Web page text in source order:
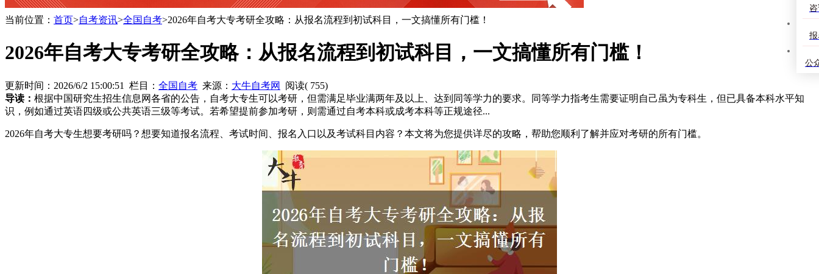
当前位置： 首页>自考资讯>全国自考>2026年自考大专考研全攻略：从报名流程到初试科目，一文搞懂所有门槛！
2026年自考大专考研全攻略：从报名流程到初试科目，一文搞懂所有门槛！
更新时间：2026/6/2 15:00:51 栏目： 全国自考 来源： 大牛自考网 阅读( 755)
导读： 根据中国研究生招生信息网各省的公告，自考大专生可以考研，但需满足毕业满两年及以上、达到同等学力的要求。同等学力指考生需要证明自己虽为专科生，但已具备本科水平知
识，例如通过英语四级或公共英语三级等考试。若希望提前参加考研，则需通过自考本科或成考本科等正规途径...
2026年自考大专生想要考研吗？想要知道报名流程、考试时间、报名入口以及考试科目内容？本文将为您提供详尽的攻略，帮助您顺利了解并应对考研的所有门槛。
公